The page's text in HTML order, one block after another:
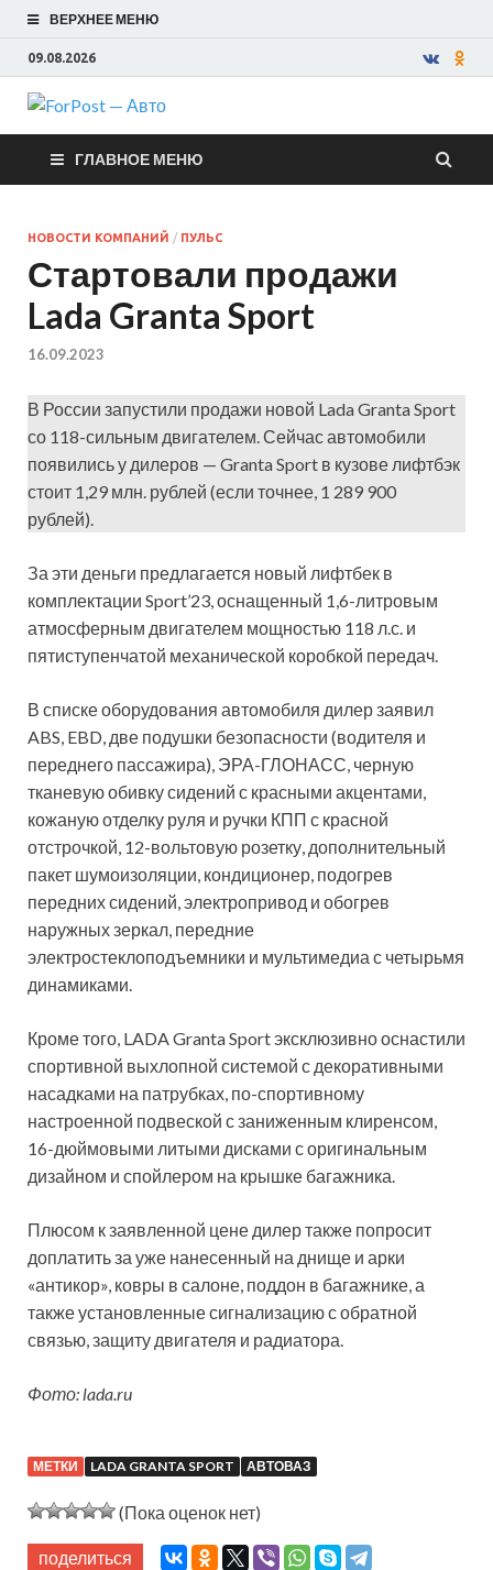
ВЕРХНЕЕ МЕНЮ
09.08.2026
ForPost —
Авто
ГЛАВНОЕ МЕНЮ
НОВОСТИ КОМПАНИЙ / ПУЛЬС
Стартовали продажи
Lada Granta Sport
16.09.2023
В России запустили продажи новой Lada Granta Sport
со 118-сильным двигателем. Сейчас автомобили
появились у дилеров — Granta Sport в кузове лифтбэк
стоит 1,29 млн. рублей (если точнее, 1 289 900
рублей).
За эти деньги предлагается новый лифтбек в
комплектации Sport’23, оснащенный 1,6-литровым
атмосферным двигателем мощностью 118 л.с. и
пятиступенчатой механической коробкой передач.
В списке оборудования автомобиля дилер заявил
ABS, EBD, две подушки безопасности (водителя и
переднего пассажира), ЭРА-ГЛОНАСС, черную
тканевую обивку сидений с красными акцентами,
кожаную отделку руля и ручки КПП с красной
отстрочкой, 12-вольтовую розетку, дополнительный
пакет шумоизоляции, кондиционер, подогрев
передних сидений, электропривод и обогрев
наружных зеркал, передние
электростеклоподъемники и мультимедиа с четырьмя
динамиками.
Кроме того, LADA Granta Sport эксклюзивно оснастили
спортивной выхлопной системой с декоративными
насадками на патрубках, по-спортивному
настроенной подвеской с заниженным клиренсом,
16-дюймовыми литыми дисками с оригинальным
дизайном и спойлером на крышке багажника.
Плюсом к заявленной цене дилер также попросит
доплатить за уже нанесенный на днище и арки
«антикор», ковры в салоне, поддон в багажнике, а
также установленные сигнализацию с обратной
связью, защиту двигателя и радиатора.
Фото: lada.ru
МЕТКИ LADA GRANTA SPORT АВТОВАЗ
(Пока оценок нет)
поделиться